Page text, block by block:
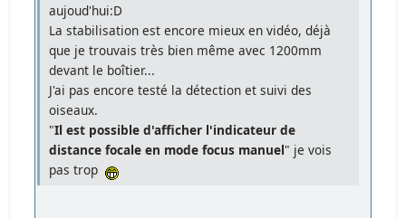
aujoud'hui:D
La stabilisation est encore mieux en vidéo, déjà
que je trouvais très bien même avec 1200mm
devant le boîtier...
J'ai pas encore testé la détection et suivi des
oiseaux.
"Il est possible d'afficher l'indicateur de
distance focale en mode focus manuel" je vois
pas trop